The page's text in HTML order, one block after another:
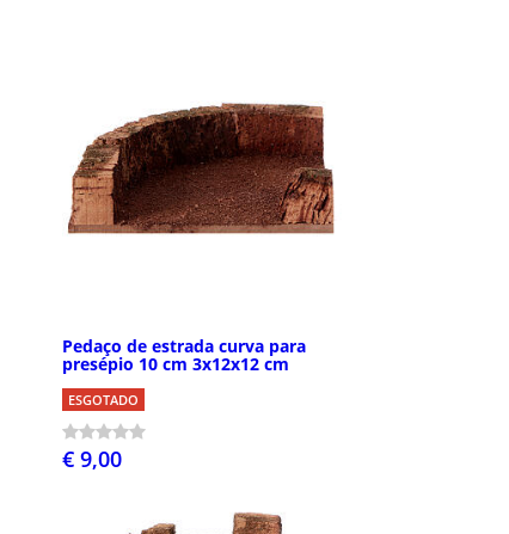
Pedaço de estrada curva para
presépio 10 cm 3x12x12 cm
ESGOTADO
€ 9,00